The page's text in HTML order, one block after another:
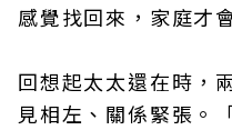
感覺找回來，家庭才
回想起太太還在時，
見相左、關係緊張。